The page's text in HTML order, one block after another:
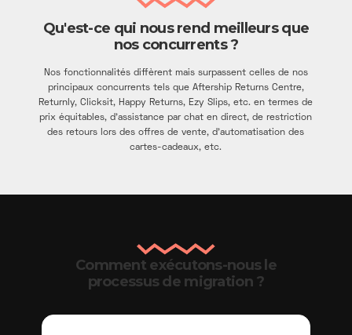
Qu'est-ce qui nous rend meilleurs que
nos concurrents ?
Nos fonctionnalités diffèrent mais surpassent celles de nos
principaux concurrents tels que Aftership Returns Centre,
Returnly, Clicksit, Happy Returns, Ezy Slips, etc. en termes de
prix équitables, d'assistance par chat en direct, de restriction
des retours lors des offres de vente, d'automatisation des
cartes-cadeaux, etc.
Comment exécutons-nous le
processus de migration ?